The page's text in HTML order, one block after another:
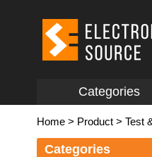
Categories
Home > Product > Test
Categories